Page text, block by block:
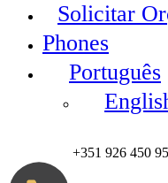
Solicitar
Phones
Português
+351 926 450